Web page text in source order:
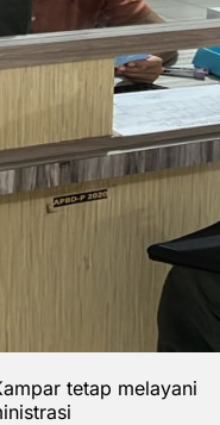
tetap melayani